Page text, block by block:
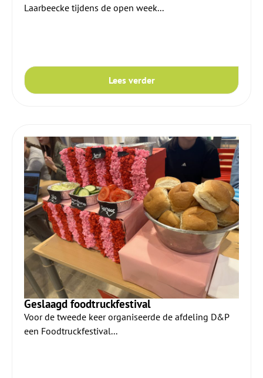
Laarbeecke tijdens de open week...
Lees verder
Geslaagd foodtruckfestival
Voor de tweede keer organiseerde de afdeling D&P
een Foodtruckfestival...